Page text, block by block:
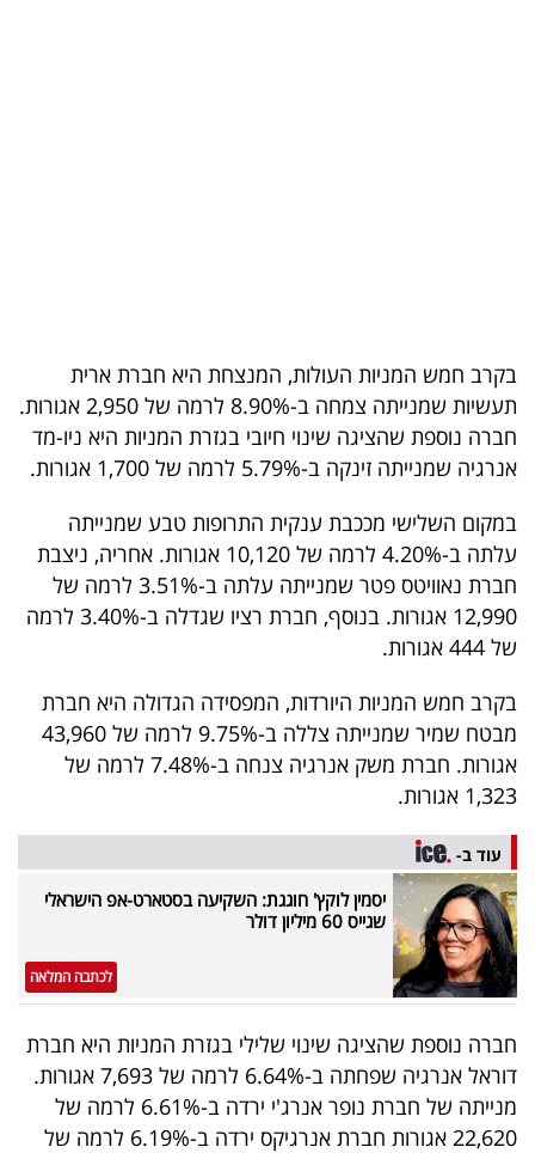
5
המילון
הכלכלי
פודקאסט
40
UNDER
40
שיתופי
פעולה
דרושים
ניוזלטרים
מייל
אדום
בקרב חמש המניות העולות, המנצחת היא חברת ארית
תעשיות שמנייתה צמחה ב-8.90% לרמה של 2,950 אגורות.
חברה נוספת שהציגה שינוי חיובי בגזרת המניות היא ניו-מד
אנרגיה שמנייתה זינקה ב-5.79% לרמה של 1,700 אגורות.
במקום השלישי מככבת ענקית התרופות טבע שמנייתה
עלתה ב-4.20% לרמה של 10,120 אגורות. אחריה, ניצבת
חברת נאוויטס פטר שמנייתה עלתה ב-3.51% לרמה של
12,990 אגורות. בנוסף, חברת רציו שגדלה ב-3.40% לרמה
של 444 אגורות.
בקרב חמש המניות היורדות, המפסידה הגדולה היא חברת
מבטח שמיר שמנייתה צללה ב-9.75% לרמה של 43,960
אגורות. חברת משק אנרגיה צנחה ב-7.48% לרמה של
1,323 אגורות.
עוד ב-
יסמין לוקץ' חוגגת: השקיעה בסטארט-אפ הישראלי
שגייס 60 מיליון דולר
לכתבה המלאה
חברה נוספת שהציגה שינוי שלילי בגזרת המניות היא חברת
דוראל אנרגיה שפחתה ב-6.64% לרמה של 7,693 אגורות.
מנייתה של חברת נופר אנרג'י ירדה ב-6.61% לרמה של
22,620 אגורות חברת אנרגיקס ירדה ב-6.19% לרמה של